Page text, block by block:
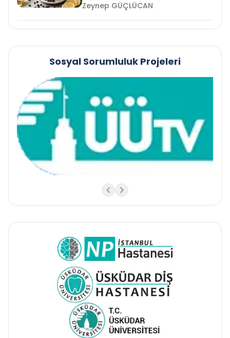
Zeynep GÜÇLÜCAN
Sosyal Sorumluluk Projeleri